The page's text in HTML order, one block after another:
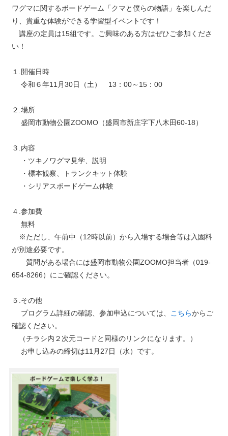
ワグマに関するボードゲーム「クマと僕らの物語」を楽しんだ
り、貴重な体験ができる学習型イベントです！
講座の定員は15組です。ご興味のある方はぜひご参加くださ
い！
１.開催日時
令和６年11月30日（土） 13：00～15：00
２.場所
盛岡市動物公園ZOOMO（盛岡市新庄字下八木田60-18）
３.内容
・ツキノワグマ見学、説明
・標本観察、トランクキット体験
・シリアスボードゲーム体験
４.参加費
無料
※ただし、午前中（12時以前）から入場する場合等は入園料
が別途必要です。
質問がある場合には盛岡市動物公園ZOOMO担当者（019-
654-8266）にご確認ください。
５.その他
プログラム詳細の確認、参加申込については、
こちらからご
確認ください。
（チラシ内２次元コードと同様のリンクになります。）
お申し込みの締切は11月27日（水）です。